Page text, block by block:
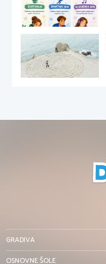
GRADIVA
OSNOVNE ŠOLE